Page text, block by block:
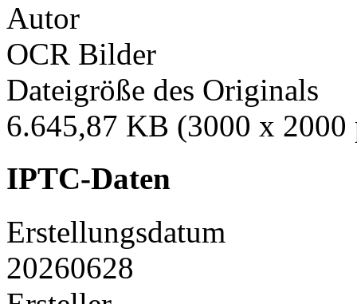
Autor
OCR Bilder
Dateigröße des Originals
6.645,87 KB (3000 x 2000
IPTC-Daten
Erstellungsdatum
20260628